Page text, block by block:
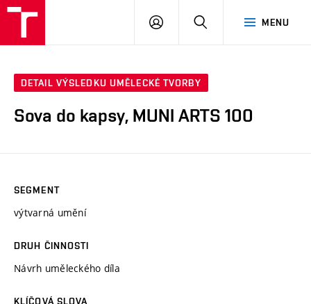
MENU
PŘIHLÁSIT
DETAIL VÝSLEDKU UMĚLECKÉ TVORBY
Sova do kapsy, MUNI ARTS 100
SEGMENT
výtvarná umění
DRUH ČINNOSTI
Návrh uměleckého díla
KLÍČOVÁ SLOVA